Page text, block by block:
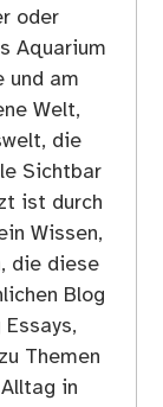
oder
Aquarium
und am
Welt,
die
Sichtbar
ist durch
Wissen,
die diese
Blog
Themen
in